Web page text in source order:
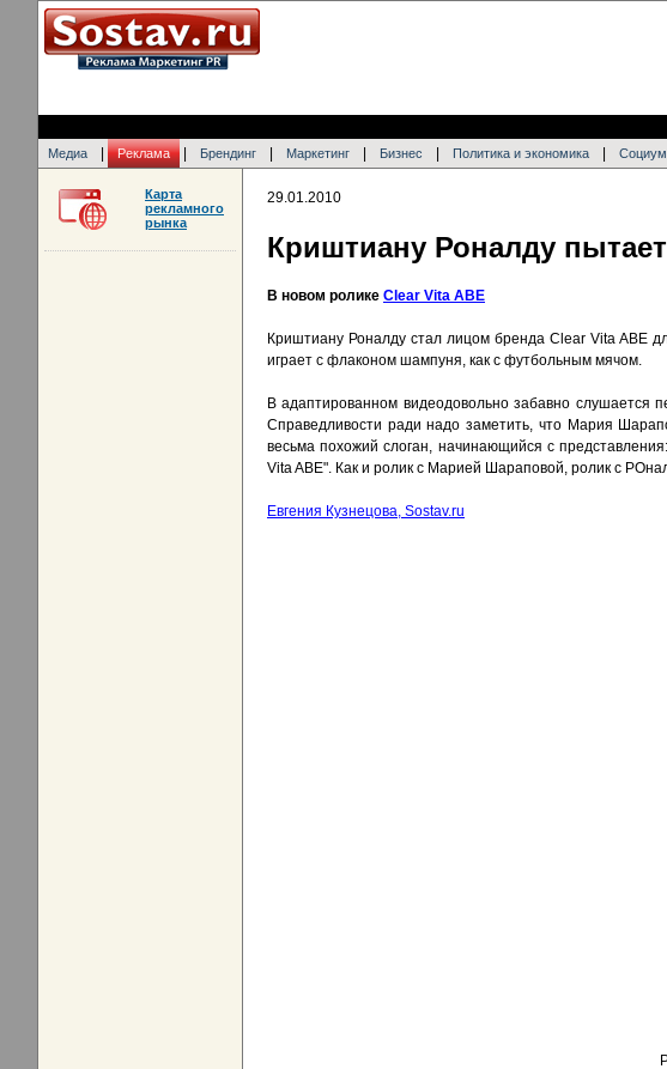
Медиа Реклама Брендинг Маркетинг Бизнес Политика и экономика Социум
29.01.2010
Криштиану Роналду
В новом ролике Clear Vita ABE
Криштиану Роналду стал лицом бренда Clear Vita ABE
играет с флаконом шампуня, как с футбольным мячом.
В адаптированном видеодовольно забавно слушается
Справедливости ради надо заметить, что Мария
весьма похожий слоган, начинающийся с
Vita ABE". Как и ролик с Марией Шараповой, ролик с
Евгения Кузнецова, Sostav.ru
Карта
рекламного
рынка